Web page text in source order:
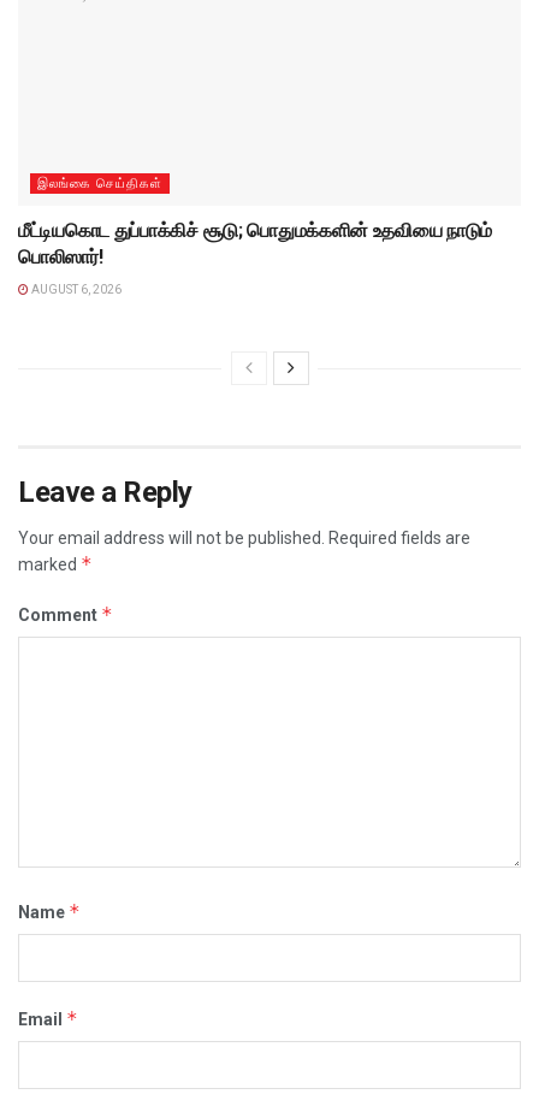
இலங்கை செய்திகள்
மீட்டியகொட துப்பாக்கிச் சூடு; பொதுமக்களின் உதவியை நாடும்
பொலிஸார்!
AUGUST 6, 2026
Leave a Reply
Your email address will not be published.
Required fields are
marked *
Comment *
Name *
Email *